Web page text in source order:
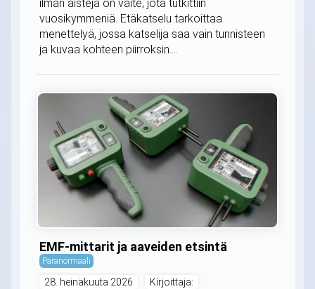
ilman aisteja on väite, jota tutkittiin
vuosikymmeniä. Etäkatselu tarkoittaa
menettelyä, jossa katselija saa vain tunnisteen
ja kuvaa kohteen piirroksin....
EMF-mittarit ja aaveiden etsintä
Paranormaali
28. heinäkuuta 2026 Kirjoittaja: